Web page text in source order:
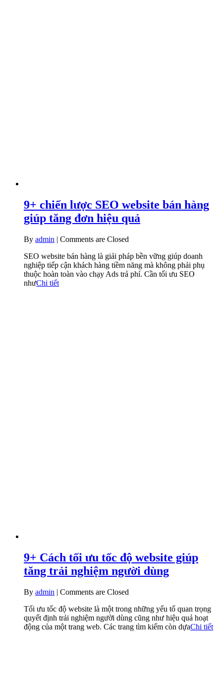
9+ chiến lược SEO website bán hàng
giúp tăng đơn hiệu quả
By admin | Comments are Closed
SEO website bán hàng là giải pháp bền vững giúp doanh
nghiệp tiếp cận khách hàng tiềm năng mà không phải phụ
thuộc hoàn toàn vào chạy Ads trả phí. Cần tối ưu SEO
nhưChi tiết
9+ Cách tối ưu tốc độ website giúp
tăng trải nghiệm người dùng
By admin | Comments are Closed
Tối ưu tốc độ website là một trong những yếu tố quan trọng
quyết định trải nghiệm người dùng cũng như hiệu quả hoạt
động của một trang web. Các trang tìm kiếm còn dựaChi tiết